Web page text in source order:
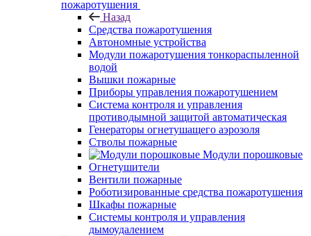
пожаротушения
Назад
Средства пожаротушения
Автономные устройства
Модули пожаротушения тонкораспыленной
водой
Вышки пожарные
Приборы управления пожаротушением
Система контроля и управления
противодымной защитой автоматическая
Генераторы огнетушащего аэрозоля
Стволы пожарные
Модули порошковые
Огнетушители
Вентили пожарные
Роботизированные средства пожаротушения
Шкафы пожарные
Системы контроля и управления
дымоудалением